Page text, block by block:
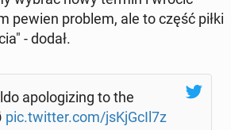
pewien problem, ale to część piłki
- dodał.
apo­lo­gi­zing to the
pic.twitter.com/jsKjG­cIl7z